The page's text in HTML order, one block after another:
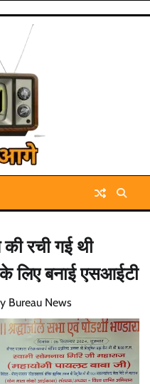
की रची गई थी
लिए बनाई एसआईटी
Bureau News